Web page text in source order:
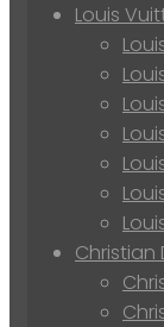
Louis
Christian